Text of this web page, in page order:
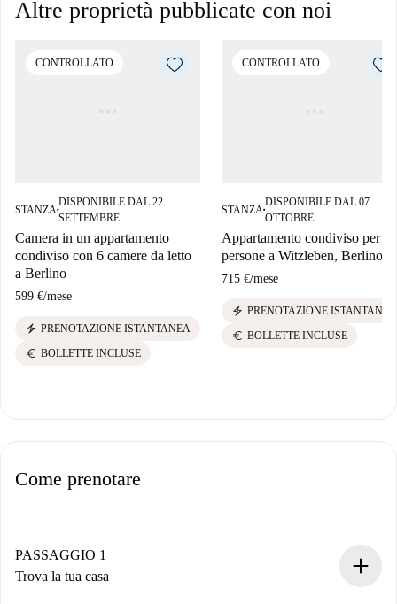
Altre proprietà pubblicate con noi
CONTROLLATO
STANZA ■
DISPONIBILE DAL 22
SETTEMBRE
Camera in un appartamento
condiviso con 6 camere da letto
a Berlino
599 €/mese
electric_bolt PRENOTAZIONE ISTANTANEA
euro BOLLETTE INCLUSE
CONTROLLATO
STANZA ■
DISPONIBILE DAL 07
OTTOBRE
Appartamento condiviso per 2
persone a Witzleben, Berlino
715 €/mese
electric_bolt PRENOTAZIONE ISTANTANEA
euro BOLLETTE INCLUSE
Come prenotare
PASSAGGIO 1
Trova la tua casa